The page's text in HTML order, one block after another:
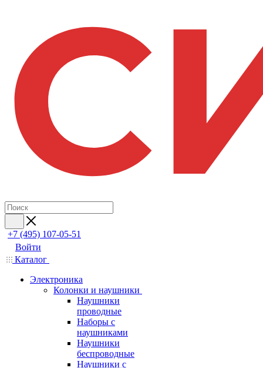
+7 (495) 107-05-51
Войти
Каталог
Электроника
Колонки и наушники
Наушники
проводные
Наборы с
наушниками
Наушники
беспроводные
Наушники с